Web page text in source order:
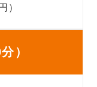
）
）